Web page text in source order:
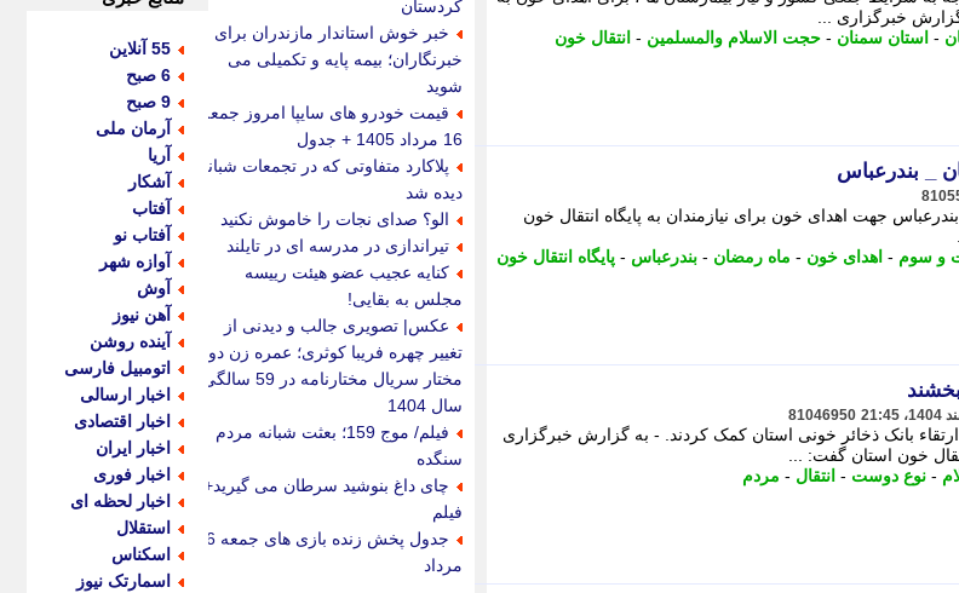
خبرگزاری ...
- استان سمنان - حجت الاسلام والمسلمین - انتقال خون
_ بندرعباس
جهت اهدای خون برای نیازمندان به پایگاه انتقال خون
و سوم - اهدای خون - ماه رمضان - بندرعباس - پایگاه انتقال خون
81046950
بانک ذخائر خونی استان کمک کردند. - به گزارش خبرگزاری
خون استان گفت: ...
- نوع دوست - انتقال - مردم
کردستان
خبر خوش استاندار مازندران برای
خبرنگاران؛ بیمه پایه و تکمیلی می
شوید
قیمت خودرو های سایپا امروز جمعه
16 مرداد 1405 + جدول
پلاکارد متفاوتی که در تجمعات شبانه
دیده شد
الو؟ صدای نجات را خاموش نکنید
تیراندازی در مدرسه ای در تایلند
کنایه عجیب عضو هیئت رییسه
مجلس به بقایی!
عکس| تصویری جالب و دیدنی از
تغییر چهره فریبا کوثری؛ عمره زن دوم
مختار سریال مختارنامه در 59 سالگی؛
سال 1404
فیلم/ موج 159؛ بعثت شبانه مردم
سنگده
چای داغ بنوشید سرطان می گیرید+
فیلم
جدول پخش زنده بازی های جمعه 16
مرداد
55 آنلاین
6 صبح
9 صبح
آرمان ملی
آریا
آشکار
آفتاب
آفتاب نو
آوازه شهر
آوش
آهن نیوز
آینده روشن
اتومبیل فارسی
اخبار ارسالی
اخبار اقتصادی
اخبار ایران
اخبار فوری
اخبار لحظه ای
استقلال
اسکناس
اسمارتک نیوز